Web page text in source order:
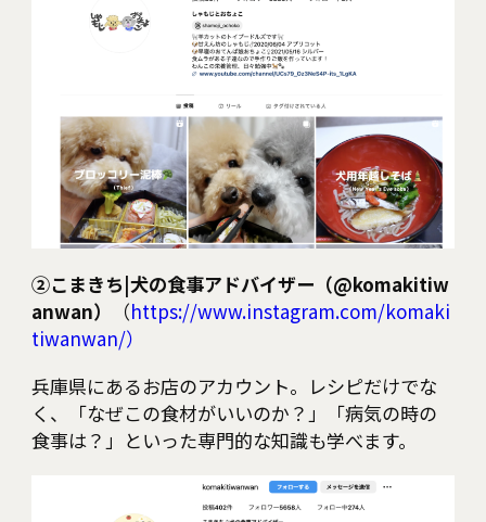
②こまきち|犬の食事アドバイザー（@komakitiw
anwan）
（https://www.instagram.com/komaki
tiwanwan/）
兵庫県にあるお店のアカウント。レシピだけでな
く、「なぜこの食材がいいのか？」「病気の時の
食事は？」といった専門的な知識も学べます。